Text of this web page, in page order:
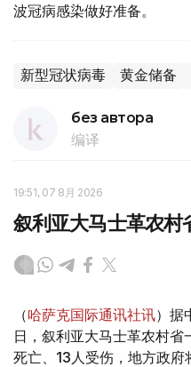
波冠病感染做好准备。
新型冠状病毒 黄金储备
без автора
编译
19:51, 07 8月 2026
叙利亚大马士革农村
（哈萨克国际通讯社讯）据
日，叙利亚大马士革农村省
死亡、13人受伤，地方政府